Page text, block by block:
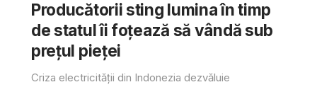
Producătorii sting lumina în timp
de statul îi foțează să vândă sub
prețul pieței
Criza electricității din Indonezia dezvăluie